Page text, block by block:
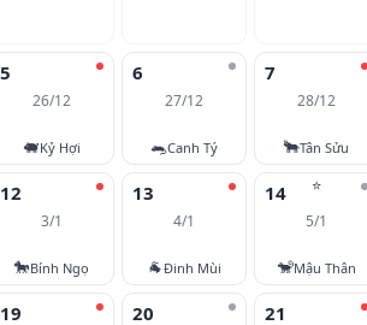
5
26/12
🐖Kỷ Hợi
6
27/12
🐀Canh Tý
7
28/12
🐂Tân Sửu
12
3/1
🐎Bính Ngọ
13
4/1
🐐Đinh Mùi
⭐
14
5/1
🐒Mậu Thân
19 20 21